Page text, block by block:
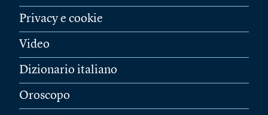
Privacy e cookie
Video
Dizionario italiano
Oroscopo